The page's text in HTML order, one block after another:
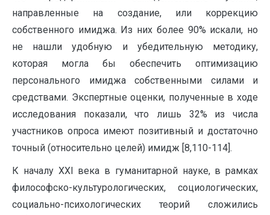
направленные на создание, или коррекцию
собственного имиджа. Из них более 90% искали, но
не нашли удобную и убедительную методику,
которая могла бы обеспечить оптимизацию
персонального имиджа собственными силами и
средствами. Экспертные оценки, полученные в ходе
исследования показали, что лишь 32% из числа
участников опроса имеют позитивный и достаточно
точный (относительно целей) имидж [8,110-114].
К началу XXI века в гуманитарной науке, в рамках
философско-культурологических, социологических,
социально-психологических теорий сложились